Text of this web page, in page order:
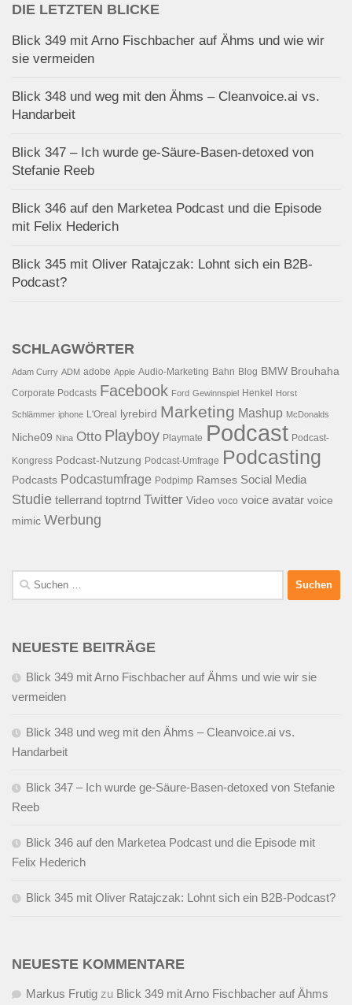
DIE LETZTEN BLICKE
Blick 349 mit Arno Fischbacher auf Ähms und wie wir
sie vermeiden
Blick 348 und weg mit den Ähms – Cleanvoice.ai vs.
Handarbeit
Blick 347 – Ich wurde ge-Säure-Basen-detoxed von
Stefanie Reeb
Blick 346 auf den Marketea Podcast und die Episode
mit Felix Hederich
Blick 345 mit Oliver Ratajczak: Lohnt sich ein B2B-
Podcast?
SCHLAGWÖRTER
Adam Curry ADM adobe Apple Audio-Marketing Bahn Blog BMW Brouhaha
Corporate Podcasts Facebook Ford Gewinnspiel Henkel Horst
Schlämmer iphone L'Oreal lyrebird Marketing Mashup McDonalds
Niche09 Nina Otto Playboy Playmate Podcast Podcast-
Kongress Podcast-Nutzung Podcast-Umfrage Podcasting
Podcasts Podcastumfrage Podpimp Ramses Social Media
Studie tellerrand toptrnd Twitter Video voco voice avatar voice
mimic Werbung
Suchen
nach:
NEUESTE BEITRÄGE
Blick 349 mit Arno Fischbacher auf Ähms und wie wir sie
vermeiden
Blick 348 und weg mit den Ähms – Cleanvoice.ai vs.
Handarbeit
Blick 347 – Ich wurde ge-Säure-Basen-detoxed von Stefanie
Reeb
Blick 346 auf den Marketea Podcast und die Episode mit
Felix Hederich
Blick 345 mit Oliver Ratajczak: Lohnt sich ein B2B-Podcast?
NEUESTE KOMMENTARE
Markus Frutig zu Blick 349 mit Arno Fischbacher auf Ähms